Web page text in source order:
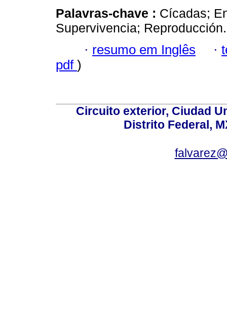
Palavras-chave : Cícadas;
Supervivencia; Reproducción.
· resumo em Inglês ·
pdf )
Circuito exterior, Ciudad
Distrito Federal,